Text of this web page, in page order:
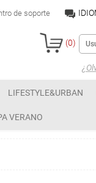
de soporte
(0)
LIFESTYLE&URBAN
VERANO